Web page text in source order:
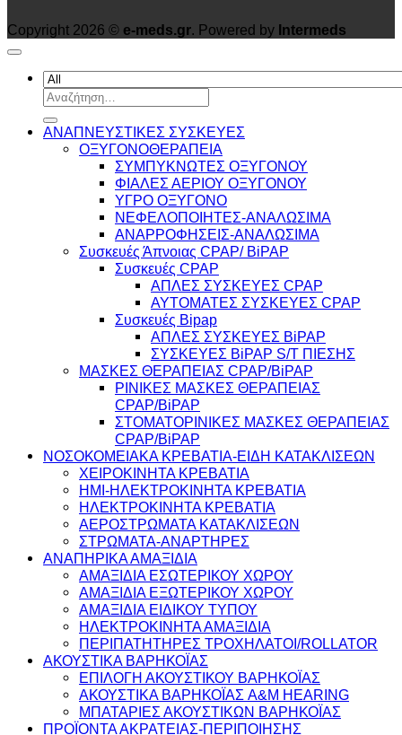
Copyright 2026 © e-meds.gr. Powered by Intermeds
Αναζήτηση
ΑΝΑΠΝΕΥΣΤΙΚΕΣ ΣΥΣΚΕΥΕΣ
ΟΞΥΓΟΝΟΘΕΡΑΠΕΙΑ
ΣΥΜΠΥΚΝΩΤΕΣ ΟΞΥΓΟΝΟΥ
ΦΙΑΛΕΣ ΑΕΡΙΟΥ ΟΞΥΓΟΝΟΥ
ΥΓΡΟ ΟΞΥΓΟΝΟ
ΝΕΦΕΛΟΠΟΙΗΤΕΣ-ΑΝΑΛΩΣΙΜΑ
ΑΝΑΡΡΟΦΗΣΕΙΣ-ΑΝΑΛΩΣΙΜΑ
Συσκευές Άπνοιας CPAP/ BiPAP
Συσκευές CPAP
ΑΠΛΕΣ ΣΥΣΚΕΥΕΣ CPAP
ΑΥΤΟΜΑΤΕΣ ΣΥΣΚΕΥΕΣ CPAP
Συσκευές Bipap
ΑΠΛΕΣ ΣΥΣΚΕΥΕΣ BiPAP
ΣΥΣΚΕΥΕΣ BiPAP S/T ΠΙΕΣΗΣ
ΜΑΣΚΕΣ ΘΕΡΑΠΕΙΑΣ CPAP/BiPAP
ΡΙΝΙΚΕΣ ΜΑΣΚΕΣ ΘΕΡΑΠΕΙΑΣ
CPAP/BiPAP
ΣΤΟΜΑΤΟΡΙΝΙΚΕΣ ΜΑΣΚΕΣ ΘΕΡΑΠΕΙΑΣ
CPAP/BiPAP
ΝΟΣΟΚΟΜΕΙΑΚΑ ΚΡΕΒΑΤΙΑ-ΕΙΔΗ ΚΑΤΑΚΛΙΣΕΩΝ
ΧΕΙΡΟΚΙΝΗΤΑ ΚΡΕΒΑΤΙΑ
ΗΜΙ-ΗΛΕΚΤΡΟΚΙΝΗΤΑ ΚΡΕΒΑΤΙΑ
ΗΛΕΚΤΡΟΚΙΝΗΤΑ ΚΡΕΒΑΤΙΑ
ΑΕΡΟΣΤΡΩΜΑΤΑ ΚΑΤΑΚΛΙΣΕΩΝ
ΣΤΡΩΜΑΤΑ-ΑΝΑΡΤΗΡΕΣ
ΑΝΑΠΗΡΙΚΑ ΑΜΑΞΙΔΙΑ
ΑΜΑΞΙΔΙΑ ΕΣΩΤΕΡΙΚΟΥ ΧΩΡΟΥ
ΑΜΑΞΙΔΙΑ ΕΞΩΤΕΡΙΚΟΥ ΧΩΡΟΥ
ΑΜΑΞΙΔΙΑ ΕΙΔΙΚΟΥ ΤΥΠΟΥ
ΗΛΕΚΤΡΟΚΙΝΗΤΑ ΑΜΑΞΙΔΙΑ
ΠΕΡΙΠΑΤΗΤΗΡΕΣ ΤΡΟΧΗΛΑΤΟΙ/ROLLATOR
ΑΚΟΥΣΤΙΚΑ ΒΑΡΗΚΟΪΑΣ
ΕΠΙΛΟΓΗ ΑΚΟΥΣΤΙΚΟΥ ΒΑΡΗΚΟΪΑΣ
ΑΚΟΥΣΤΙΚΑ ΒΑΡΗΚΟΪΑΣ A&M HEARING
ΜΠΑΤΑΡΙΕΣ ΑΚΟΥΣΤΙΚΩΝ ΒΑΡΗΚΟΪΑΣ
ΠΡΟΪΟΝΤΑ ΑΚΡΑΤΕΙΑΣ-ΠΕΡΙΠΟΙΗΣΗΣ